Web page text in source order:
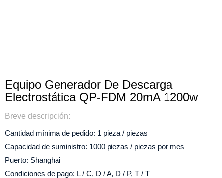
Equipo Generador De Descarga
Electrostática QP-FDM 20mA 1200w
Breve descripción:
Cantidad mínima de pedido: 1 pieza / piezas
Capacidad de suministro: 1000 piezas / piezas por mes
Puerto: Shanghai
Condiciones de pago: L / C, D / A, D / P, T / T